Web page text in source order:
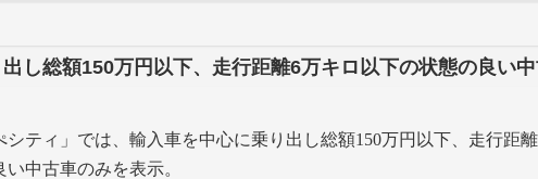
し総額150万円以下、走行距離6万キロ以下の状態の良い
シティ」では、輸入車を中心に乗り出し総額150万円以下、走行距
い中古車のみを表示。